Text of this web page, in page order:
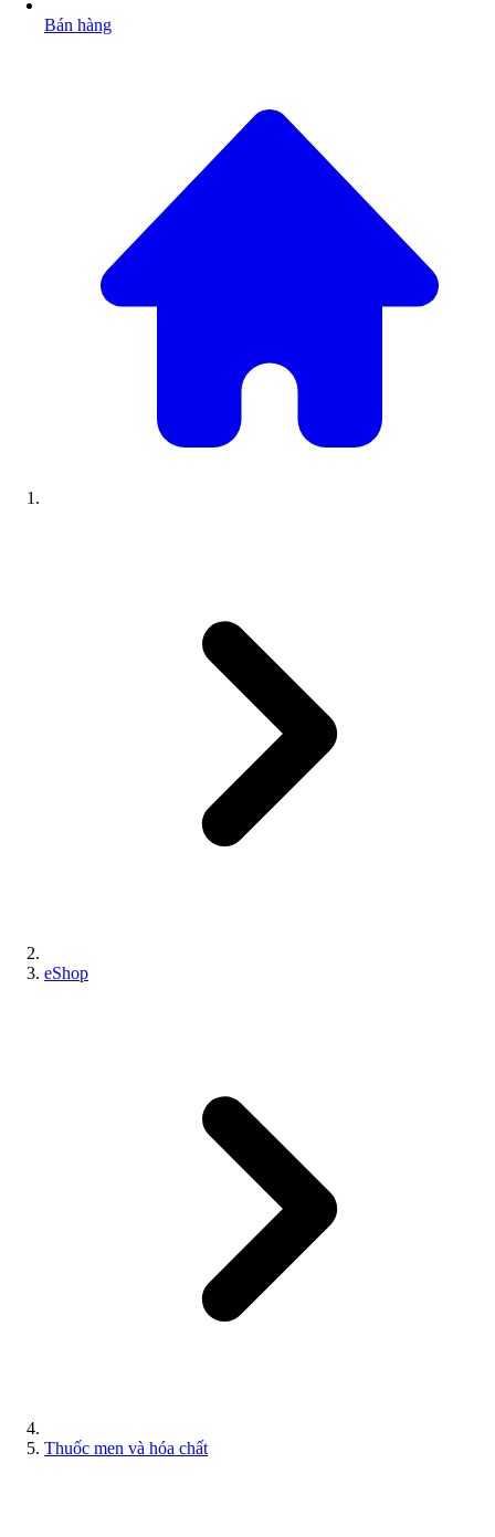
Bán hàng
eShop
Thuốc men và hóa chất